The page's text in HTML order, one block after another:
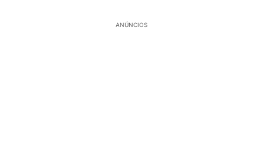
ANÚNCIOS